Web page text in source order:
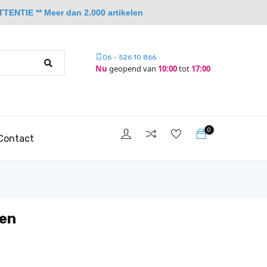
06 - 526 10 866
Nu geopend van 10:00tot 17:00
0
** Meer dan 2.000 artikelen